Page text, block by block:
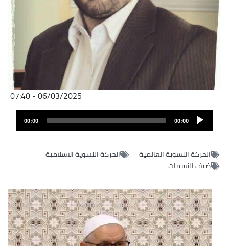
06/03/2025 - 07:40
Fichier
audio
00:00
00:00
الحركة النسوية العالمية
الحركة النسوية الاسلامية
ضيف النسمات